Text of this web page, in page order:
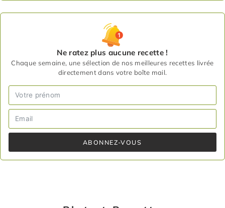
Ne ratez plus aucune recette !
Chaque semaine, une sélection de nos meilleures recettes livrée
directement dans votre boîte mail.
ABONNEZ-VOUS